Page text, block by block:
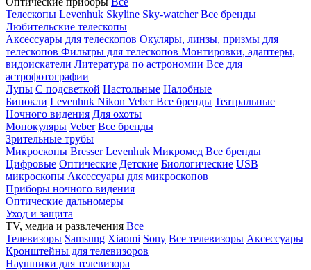
Телескопы Levenhuk Skyline Sky-watcherВсе бренды
Любительские телескопы
Аксессуары для телескопов Окуляры, линзы, призмы для
телескопов Фильтры для телескопов Монтировки, адаптеры,
видоискатели Литература по астрономии Все для
астрофотографии
Лупы С подсветкой Настольные Налобные
Бинокли Levenhuk Nikon VeberВсе бренды Театральные
Ночного видения Для охоты
Монокуляры Veber Все бренды
Зрительные трубы
Микроскопы BresserLevenhuk Микромед Все бренды
Цифровые Оптические Детские Биологические USB
микроскопы Аксессуары для микроскопов
Приборы ночного видения
Оптические дальномеры
Уход и защита
TV, медиа и развлечения Все
Телевизоры Samsung Xiaomi Sony Все телевизоры Аксессуары
Кронштейны для телевизоров
Наушники для телевизора